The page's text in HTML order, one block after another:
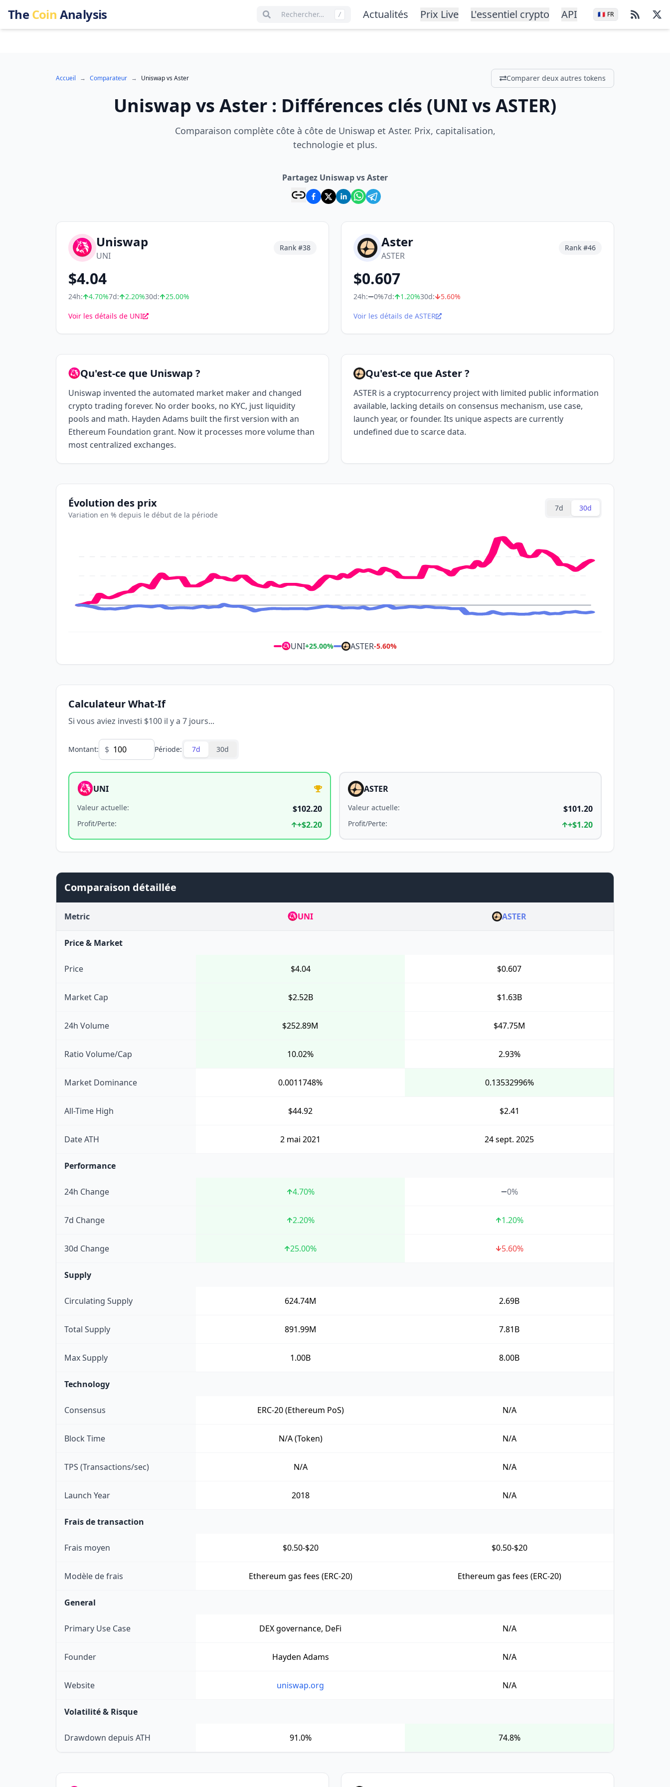
TheCoin Analysis Rechercher… / Actualités Prix Live L'essentiel crypto API 🇫🇷 FR
Accueil → Comparateur → UniswapvsAster Comparer deux autres tokens
Uniswap vs Aster : Différences clés (UNI vs ASTER)
Comparaison complète côte à côte de Uniswap et Aster. Prix, capitalisation,
technologie et plus.
Partagez Uniswap vs Aster
Uniswap
UNI
Rank #38
$4.04
24h: 4.70%7d: 2.20%30d: 25.00%
Voir les détails de UNI
Aster
ASTER
Rank #46
$0.607
24h: 0%7d: 1.20%30d: 5.60%
Voir les détails de ASTER
Qu'est-ce que Uniswap ?
Uniswap invented the automated market maker and changed
crypto trading forever. No order books, no KYC, just liquidity
pools and math. Hayden Adams built the first version with an
Ethereum Foundation grant. Now it processes more volume than
most centralized exchanges.
Qu'est-ce que Aster ?
ASTER is a cryptocurrency project with limited public information
available, lacking details on consensus mechanism, use case,
launch year, or founder. Its unique aspects are currently
undefined due to scarce data.
Évolution des prix
Variation en % depuis le début de la période
7d 30d
UNI+25.00% ASTER-5.60%
Calculateur What-If
Si vous aviez investi $100 il y a 7 jours...
Montant: $ Période: 7d 30d
UNI
Valeur actuelle: $102.20
Profit/Perte: +$2.20
ASTER
Valeur actuelle: $101.20
Profit/Perte: +$1.20
Comparaison détaillée
Metric UNI ASTER
Price & Market
Price $4.04 $0.607
Market Cap $2.52B $1.63B
24h Volume $252.89M $47.75M
Ratio Volume/Cap 10.02% 2.93%
Market Dominance 0.0011748% 0.13532996%
All-Time High $44.92 $2.41
Date ATH 2 mai 2021 24 sept. 2025
Performance
24h Change 4.70% 0%
7d Change 2.20% 1.20%
30d Change 25.00% 5.60%
Supply
Circulating Supply 624.74M 2.69B
Total Supply 891.99M 7.81B
Max Supply 1.00B 8.00B
Technology
Consensus ERC-20 (Ethereum PoS) N/A
Block Time N/A (Token) N/A
TPS (Transactions/sec) N/A N/A
Launch Year 2018 N/A
Frais de transaction
Frais moyen $0.50-$20 $0.50-$20
Modèle de frais Ethereum gas fees (ERC-20) Ethereum gas fees (ERC-20)
General
Primary Use Case DEX governance, DeFi N/A
Founder Hayden Adams N/A
Website uniswap.org N/A
Volatilité & Risque
Drawdown depuis ATH 91.0% 74.8%